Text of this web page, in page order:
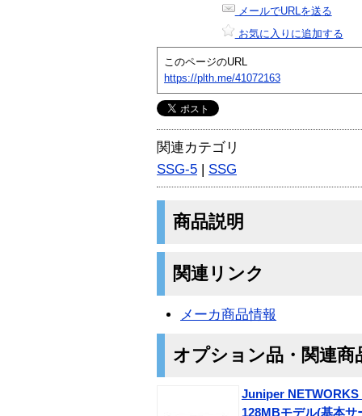
メールでURLを送る
お気に入りに追加する
このページのURL
https://plth.me/41072163
関連カテゴリ
SSG-5 | SSG
商品説明
関連リンク
メーカ商品情報
オプション品・関連商
Juniper NETWORKS
128MBモデル(基本サ